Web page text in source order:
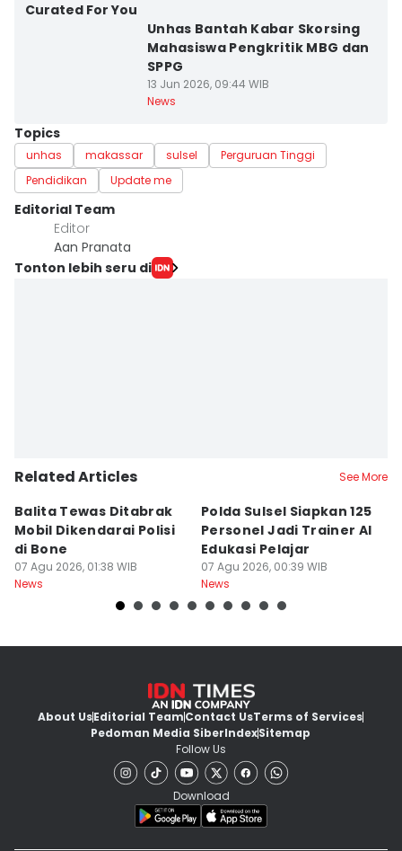
Curated For You
Unhas Bantah Kabar Skorsing
Mahasiswa Pengkritik MBG dan
SPPG
13 Jun 2026, 09:44 WIB
News
Topics
unhas makassar sulsel
Perguruan Tinggi
Pendidikan
Update me
Editorial Team
Editor
Aan Pranata
Tonton lebih seru di
Related Articles See More
Balita Tewas Ditabrak
Mobil Dikendarai Polisi
di Bone
07 Agu 2026, 01:38 WIB
News
Polda Sulsel Siapkan 125
Personel Jadi Trainer AI
Edukasi Pelajar
07 Agu 2026, 00:39 WIB
News
About UsEditorial TeamContact UsTerms of Services
Pedoman Media SiberIndexSitemap
Follow Us
Download